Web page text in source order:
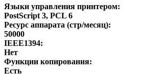
Языки управления принтером:
PostScript 3, PCL 6
Ресурс аппарата (стр/месяц):
50000
IEEE1394:
Нет
Функции копирования:
Есть